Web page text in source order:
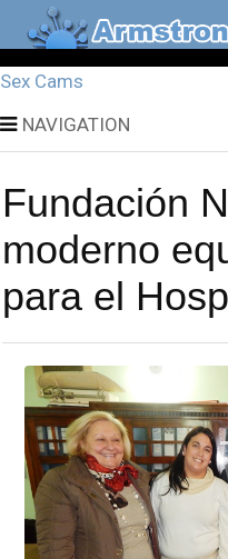
Sex Cams
NAVIGATION
Fundación
moderno
para el